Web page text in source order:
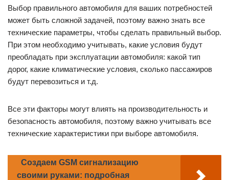
Выбор правильного автомобиля для ваших потребностей
может быть сложной задачей, поэтому важно знать все
технические параметры, чтобы сделать правильный выбор.
При этом необходимо учитывать, какие условия будут
преобладать при эксплуатации автомобиля: какой тип
дорог, какие климатические условия, сколько пассажиров
будут перевозиться и т.д.
Все эти факторы могут влиять на производительность и
безопасность автомобиля, поэтому важно учитывать все
технические характеристики при выборе автомобиля.
Создаем GSM сигнализацию
своими руками: подробная